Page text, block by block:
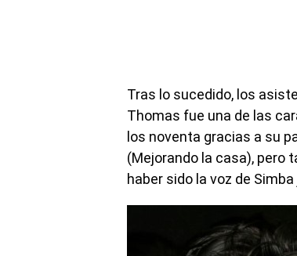
Tras lo sucedido, los
Thomas fue una de las
los noventa gracias a su
(Mejorando la casa), pero
haber sido la voz de